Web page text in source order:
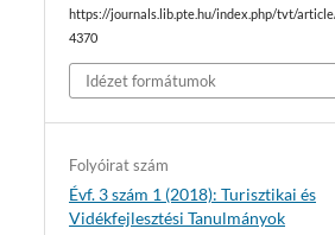
https://journals.lib.pte.hu/index.php/tvt/
4370
Idézet formátumok
Folyóirat szám
Évf. 3 szám 1 (2018): Turisztikai és
Vidékfejlesztési Tanulmányok